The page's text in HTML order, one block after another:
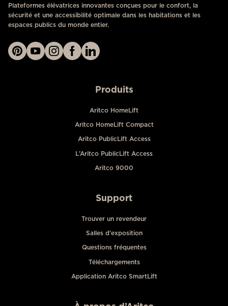
Plateformes élévatrices innovantes conçues pour le confort, la
sécurité et une accessibilité optimale dans les habitations et les
espaces publics du monde entier.
Produits
Aritco HomeLift
Aritco HomeLift Compact
Aritco PublicLift Access
L’Aritco PublicLift Access
Aritco 9000
Support
Trouver un revendeur
Salles d’exposition
Questions fréquentes
Téléchargements
Application Aritco SmartLift